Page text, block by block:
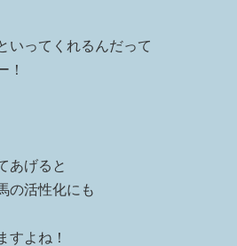
いってくれるんだって
！
あげると
の活性化にも
すよね！